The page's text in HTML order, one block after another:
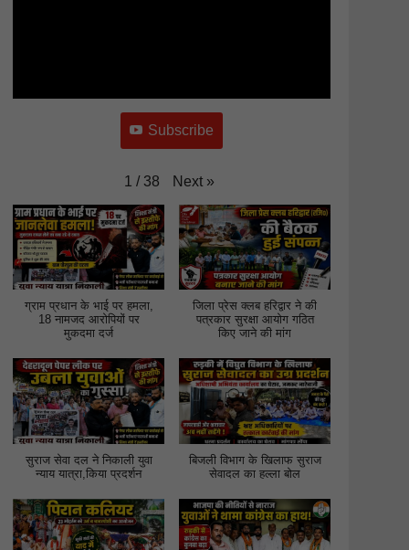
Subscribe
1 / 38 Next »
ग्राम प्रधान के भाई पर हमला,
18 नामजद आरोपियों पर
मुकदमा दर्ज
जिला प्रेस क्लब हरिद्वार ने की
पत्रकार सुरक्षा आयोग गठित
किए जाने की मांग
सुराज सेवा दल ने निकाली युवा
न्याय यात्रा,किया प्रदर्शन
बिजली विभाग के खिलाफ सुराज
सेवादल का हल्ला बोल